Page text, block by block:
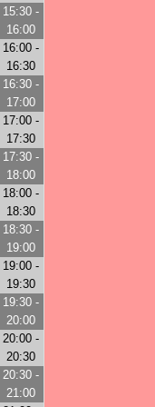
15:30 -
16:00
16:00 -
16:30
16:30 -
17:00
17:00 -
17:30
17:30 -
18:00
18:00 -
18:30
18:30 -
19:00
19:00 -
19:30
19:30 -
20:00
20:00 -
20:30
20:30 -
21:00